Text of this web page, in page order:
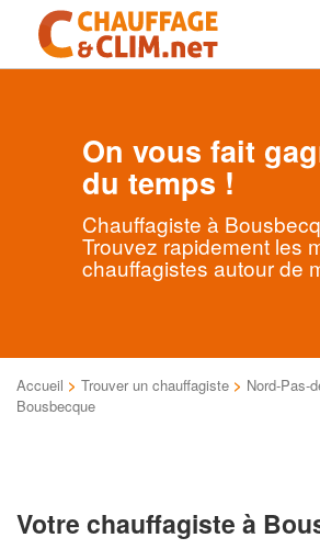
On vous fait
du temps !
Chauffagiste à
Trouvez rapidement les
chauffagistes autour de
Accueil > Trouver un chauffagiste > Nord-Pas-
Bousbecque
Votre chauffagiste à